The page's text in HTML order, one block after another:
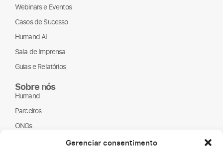
Gerenciar consentimento
Webinars e Eventos
Casos de Sucesso
Humand AI
Sala de Imprensa
Guias e Relatórios
Sobre nós
Humand
Parceiros
ONGs